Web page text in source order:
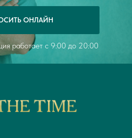
работает с 9:00 до 20:00
ОНЛАЙН